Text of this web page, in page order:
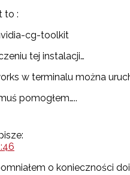
to :
cg-toolkit
tej instalacji…
w terminalu można
pomogłem…..
o konieczności